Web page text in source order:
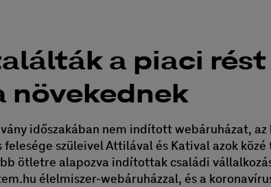
a piaci
növekednek
időszakában nem indított webáruházat,
felesége szüleivel Attilával és Katival azok
ötletre alapozva indítottak családi
élelmiszer-webáruházzal, és a